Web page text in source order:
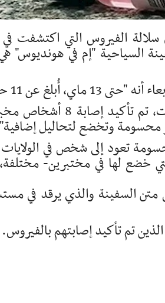
الفيروس التي اكتشفت في
السياحية "إم في هونديوس" هي
ومن بينها 3 وفيات".
وأوضحت أنه "من بين هذه
محسومة وتخضع لتحاليل
تعود إلى شخص في
خضع لها في مختبرين-
متن السفينة والذي يرقد في
تم تأكيد إصابتهم بالفيروس.